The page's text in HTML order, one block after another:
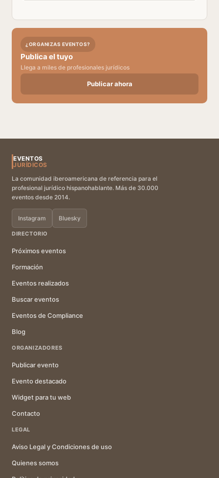
¿ORGANIZAS EVENTOS?
Publica el tuyo
Llega a miles de profesionales jurídicos
Publicar ahora
EVENTOS
JURÍDICOS
La comunidad iberoamericana de referencia para el
profesional jurídico hispanohablante. Más de 30.000
eventos desde 2014.
Instagram Bluesky
DIRECTORIO
Próximos eventos
Formación
Eventos realizados
Buscar eventos
Eventos de Compliance
Blog
ORGANIZADORES
Publicar evento
Evento destacado
Widget para tu web
Contacto
LEGAL
Aviso Legal y Condiciones de uso
Quienes somos